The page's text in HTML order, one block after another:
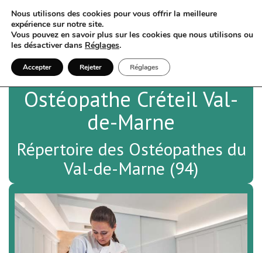
Ostéopathe Créteil Val-
de-Marne
Répertoire des Ostéopathes du
Val-de-Marne (94)
Nous utilisons des cookies pour vous offrir la meilleure
expérience sur notre site.
Vous pouvez en savoir plus sur les cookies que nous utilisons ou
les désactiver dans Réglages.
Accepter Rejeter Réglages